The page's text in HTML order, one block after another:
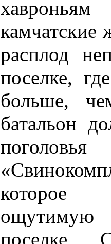
камчатские
расплод
поселке,
больше,
батальон
которое
ощутимую
поселке